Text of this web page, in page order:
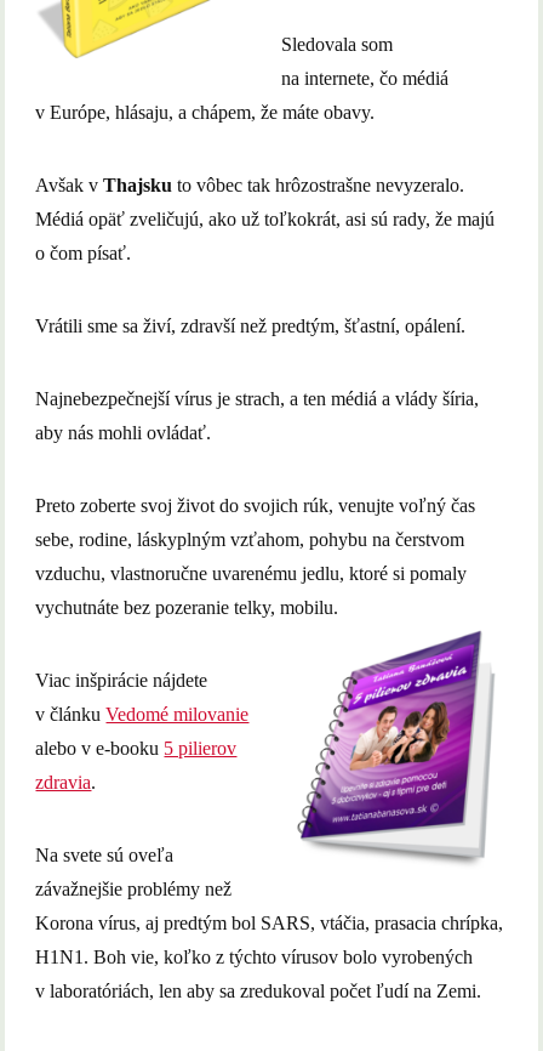
Sledovala som
na internete, čo médiá
v Európe, hlásaju, a chápem, že máte obavy.
Avšak vThajsku to vôbec tak hrôzostrašne nevyzeralo.
Médiá opäť zveličujú, ako už toľkokrát, asi sú rady, že majú
o čom písať.
Vrátili sme sa živí, zdravší než predtým, šťastní, opálení.
Najnebezpečnejší vírus je strach, a ten médiá a vlády šíria,
aby nás mohli ovládať.
Preto zoberte svoj život do svojich rúk, venujte voľný čas
sebe, rodine, láskyplným vzťahom, pohybu na čerstvom
vzduchu, vlastnoručne uvarenému jedlu, ktoré si pomaly
vychutnáte bez pozeranie telky, mobilu.
Viac inšpirácie nájdete
v článkuVedomé milovanie
alebo v e-booku 5 pilierov
zdravia.
Na svete sú oveľa
závažnejšie problémy než
Korona vírus, aj predtým bol SARS, vtáčia, prasacia chrípka,
H1N1. Boh vie, koľko z týchto vírusov bolo vyrobených
v laboratóriách, len aby sa zredukoval počet ľudí na Zemi.